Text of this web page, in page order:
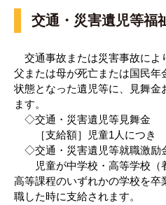
交通・災害遺児等福
交通事故または災害事故によ
父または母が死亡または国民年
状態となった遺児等に、見舞
ます。
◇交通・災害遺児等見舞金
［支給額］児童1人につき
◇交通・災害遺児等就職激励
児童が中学校・高等学校（
高等課程のいずれかの学校を
職した時に支給されます。